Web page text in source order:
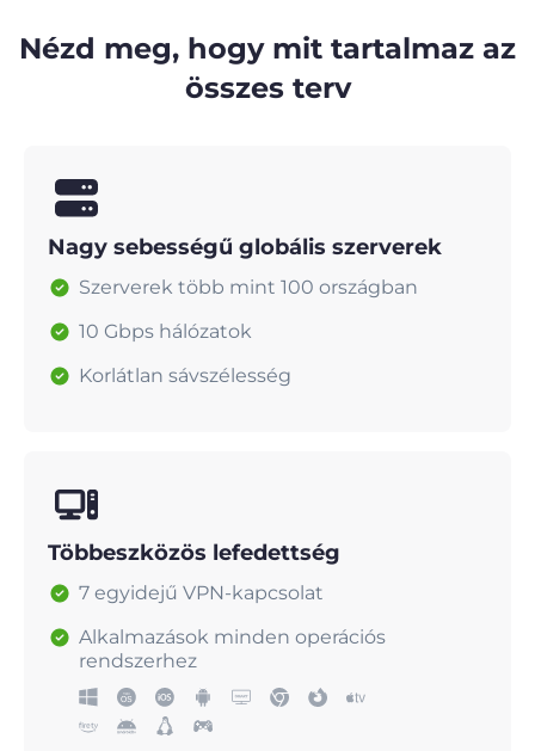
Nézd meg, hogy mit tartalmaz az
összes terv
Nagy sebességű globális szerverek
Szerverek több mint 100 országban
10 Gbps hálózatok
Korlátlan sávszélesség
Többeszközös lefedettség
7 egyidejű VPN-kapcsolat
Alkalmazások minden operációs
rendszerhez